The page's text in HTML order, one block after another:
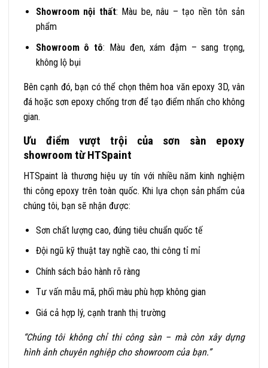
Showroom nội thất: Màu be, nâu – tạo nền tôn sản
phẩm
Showroom ô tô: Màu đen, xám đậm – sang trọng,
không lộ bụi
Bên cạnh đó, bạn có thể chọn thêm hoa văn epoxy 3D, vân
đá hoặc sơn epoxy chống trơn để tạo điểm nhấn cho không
gian.
Ưu điểm vượt trội của sơn sàn epoxy
showroom từ HTSpaint
HTSpaint là thương hiệu uy tín với nhiều năm kinh nghiệm
thi công epoxy trên toàn quốc. Khi lựa chọn sản phẩm của
chúng tôi, bạn sẽ nhận được:
Sơn chất lượng cao, đúng tiêu chuẩn quốc tế
Đội ngũ kỹ thuật tay nghề cao, thi công tỉ mỉ
Chính sách bảo hành rõ ràng
Tư vấn mẫu mã, phối màu phù hợp không gian
Giá cả hợp lý, cạnh tranh thị trường
“Chúng tôi không chỉ thi công sàn – mà còn xây dựng
hình ảnh chuyên nghiệp cho showroom của bạn.”